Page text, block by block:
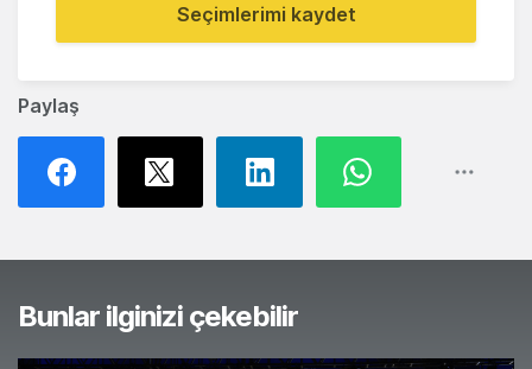
Paylaş
Seçimlerimi kaydet
Bunlar ilginizi çekebilir